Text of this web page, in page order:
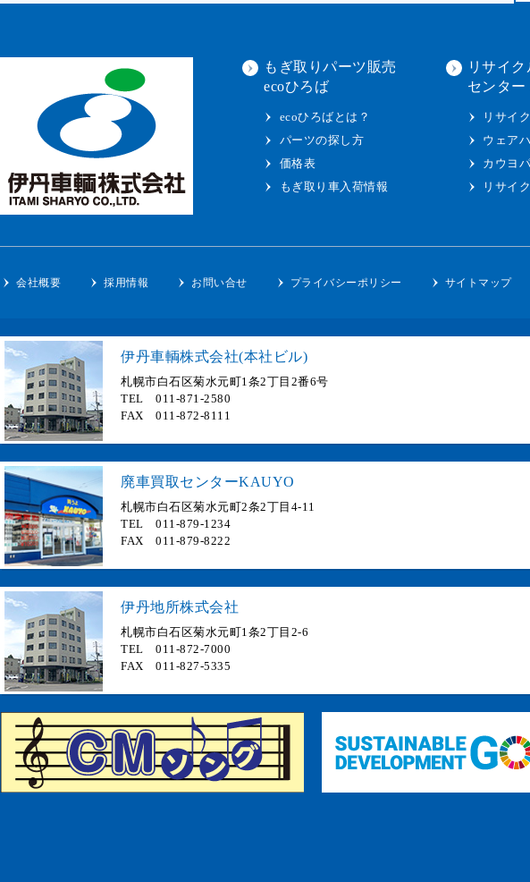
もぎ取りパーツ販売
ecoひろば
ecoひろばとは？
パーツの探し方
価格表
もぎ取り車入荷情報
リサイ
センタ
リサイ
ウェア
カウヨ
リサイ
会社概要 採用情報 お問い合せ プライバシーポリシー サイトマップ
伊丹車輌株式会社(本社ビル)
札幌市白石区菊水元町1条2丁目2番6号
TEL 011-871-2580
FAX 011-872-8111
廃車買取センターKAUYO
札幌市白石区菊水元町2条2丁目4-11
TEL 011-879-1234
FAX 011-879-8222
伊丹地所株式会社
札幌市白石区菊水元町1条2丁目2-6
TEL 011-872-7000
FAX 011-827-5335